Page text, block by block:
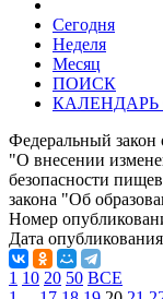
Сегодня
Неделя
Месяц
ПОИСК
Федеральный
"О внесении
безопасности
закона "Об
Номер
Дата
1 10 20 50 ВСЕ